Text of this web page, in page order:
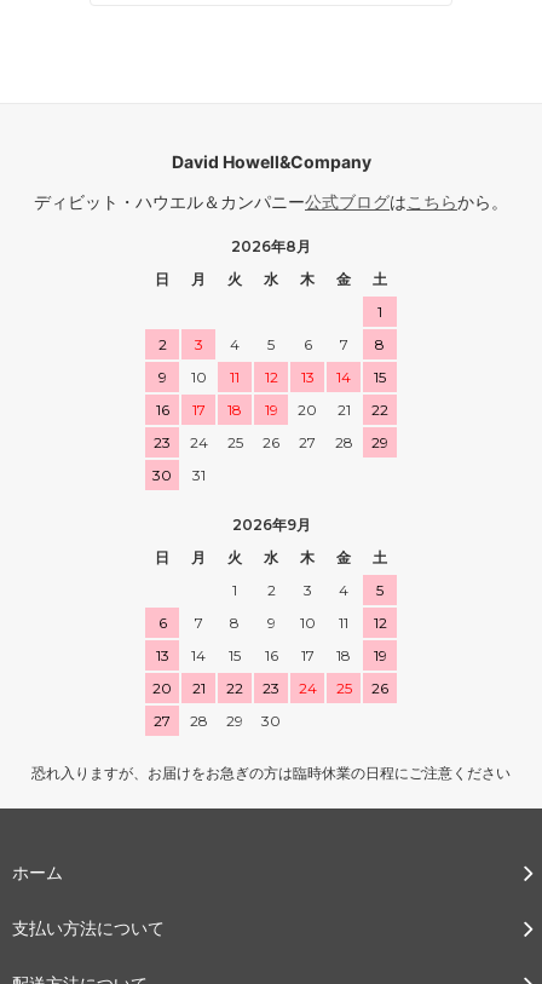
David Howell&Company
ディビット・ハウエル＆カンパニー公式ブログはこちらから。
2026年8月
日
月 火 水 木 金
土
1
2
3 4 5 6 7
8
9
10 11 12 13 14
15
16
17 18 19 20 21
22
23
24 25 26 27 28
29
30
31
2026年9月
日
月 火 水 木 金
土
1
2 3 4
5
6
7 8 9 10 11
12
13
14 15 16 17 18
19
20
21 22 23 24 25
26
27
28 29 30
恐れ入りますが、お届けをお急ぎの方は臨時休業の日程にご注意ください
ホーム
支払い方法について